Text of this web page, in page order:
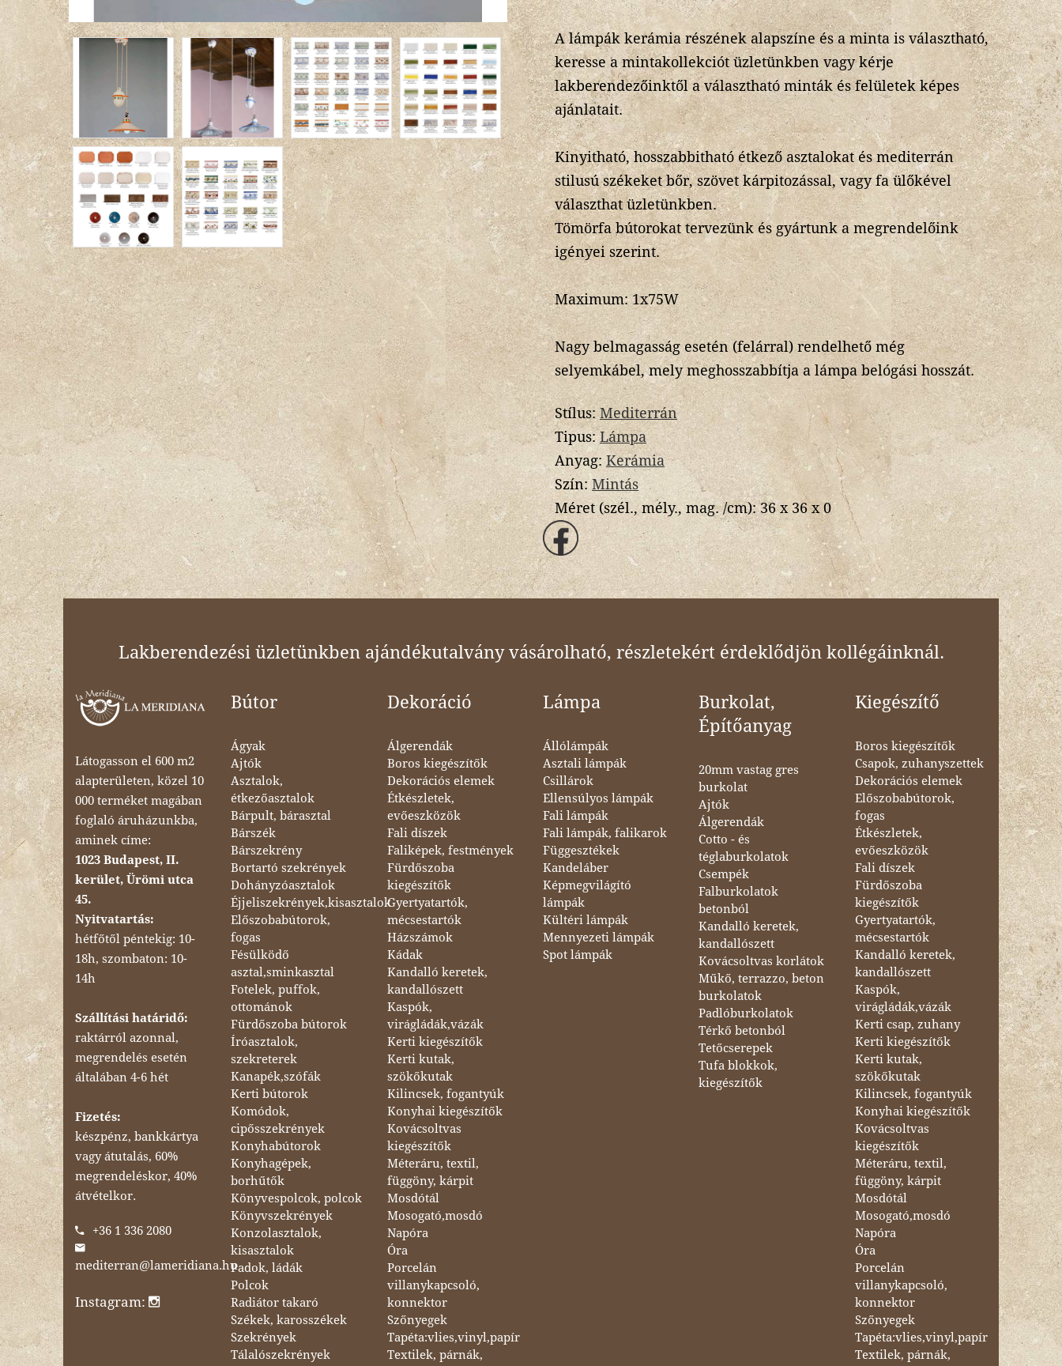
A lámpák kerámia részének alapszíne és a minta is választható,
keresse a mintakollekciót üzletünkben vagy kérje
lakberendezőinktől a választható minták és felületek képes
ajánlatait.
Kinyitható, hosszabbitható étkező asztalokat és mediterrán
stilusú székeket bőr, szövet kárpitozással, vagy fa ülőkével
választhat üzletünkben.
Tömörfa bútorokat tervezünk és gyártunk a megrendelőink
igényei szerint.
Maximum: 1x75W
Nagy belmagasság esetén (felárral) rendelhető még
selyemkábel, mely meghosszabbítja a lámpa belógási hosszát.
Stílus:Mediterrán
Tipus:Lámpa
Anyag: Kerámia
Szín:Mintás
Méret (szél., mély., mag. /cm):36 x 36 x 0
Lakberendezési üzletünkben ajándékutalvány vásárolható, részletekért érdeklődjön kollégáinknál.
Látogasson el 600 m2
alapterületen, közel 10
000 terméket magában
foglaló áruházunkba,
aminek címe:
1023 Budapest, II.
kerület, Ürömi utca
45.
Nyitvatartás:
hétfőtől péntekig: 10-
18h, szombaton: 10-
14h
Szállítási határidő:
raktárról azonnal,
megrendelés esetén
általában 4-6 hét
Fizetés:
készpénz, bankkártya
vagy átutalás, 60%
megrendeléskor, 40%
átvételkor.
+36 1 336 2080
mediterran@lameridiana.hu
Instagram:
Bútor
Ágyak
Ajtók
Asztalok,
étkezőasztalok
Bárpult, bárasztal
Bárszék
Bárszekrény
Bortartó szekrények
Dohányzóasztalok
Éjjeliszekrények,kisasztalok
Előszobabútorok,
fogas
Fésülködő
asztal,sminkasztal
Fotelek, puffok,
ottománok
Fürdőszoba bútorok
Íróasztalok,
szekreterek
Kanapék,szófák
Kerti bútorok
Komódok,
cipősszekrények
Konyhabútorok
Konyhagépek,
borhűtők
Könyvespolcok, polcok
Könyvszekrények
Konzolasztalok,
kisasztalok
Padok, ládák
Polcok
Radiátor takaró
Székek, karosszékek
Szekrények
Tálalószekrények
Dekoráció
Álgerendák
Boros kiegészítők
Dekorációs elemek
Étkészletek,
evőeszközök
Fali díszek
Faliképek, festmények
Fürdőszoba
kiegészítők
Gyertyatartók,
mécsestartók
Házszámok
Kádak
Kandalló keretek,
kandallószett
Kaspók,
virágládák,vázák
Kerti kiegészítők
Kerti kutak,
szökőkutak
Kilincsek, fogantyúk
Konyhai kiegészítők
Kovácsoltvas
kiegészítők
Méteráru, textil,
függöny, kárpit
Mosdótál
Mosogató,mosdó
Napóra
Óra
Porcelán
villanykapcsoló,
konnektor
Szőnyegek
Tapéta:vlies,vinyl,papír
Textilek, párnák,
Lámpa
Állólámpák
Asztali lámpák
Csillárok
Ellensúlyos lámpák
Fali lámpák
Fali lámpák, falikarok
Függesztékek
Kandeláber
Képmegvilágító
lámpák
Kültéri lámpák
Mennyezeti lámpák
Spot lámpák
Burkolat,
Építőanyag
20mm vastag gres
burkolat
Ajtók
Álgerendák
Cotto - és
téglaburkolatok
Csempék
Falburkolatok
betonból
Kandalló keretek,
kandallószett
Kovácsoltvas korlátok
Műkő, terrazzo, beton
burkolatok
Padlóburkolatok
Térkő betonból
Tetőcserepek
Tufa blokkok,
kiegészítők
Kiegészítő
Boros kiegészítők
Csapok, zuhanyszettek
Dekorációs elemek
Előszobabútorok,
fogas
Étkészletek,
evőeszközök
Fali díszek
Fürdőszoba
kiegészítők
Gyertyatartók,
mécsestartók
Kandalló keretek,
kandallószett
Kaspók,
virágládák,vázák
Kerti csap, zuhany
Kerti kiegészítők
Kerti kutak,
szökőkutak
Kilincsek, fogantyúk
Konyhai kiegészítők
Kovácsoltvas
kiegészítők
Méteráru, textil,
függöny, kárpit
Mosdótál
Mosogató,mosdó
Napóra
Óra
Porcelán
villanykapcsoló,
konnektor
Szőnyegek
Tapéta:vlies,vinyl,papír
Textilek, párnák,